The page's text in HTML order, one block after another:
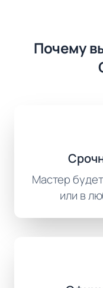
Почему
Мастер
или в